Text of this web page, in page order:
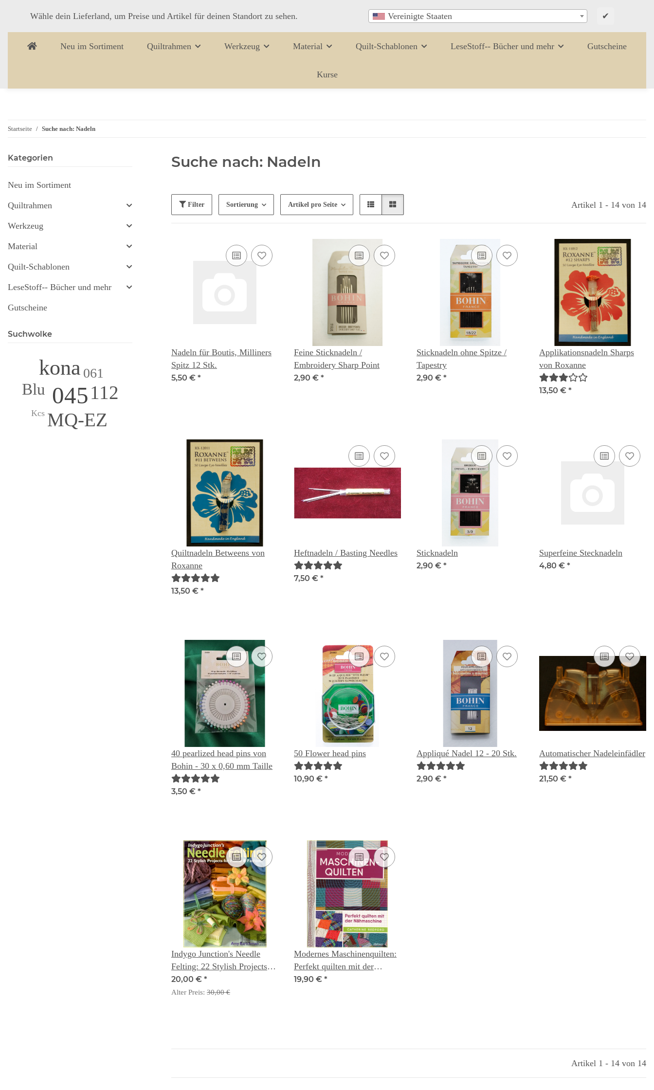
Wähle dein Lieferland, um Preise und Artikel für deinen Standort zu sehen. Vereinigte Staaten ✔
Neu im Sortiment Quiltrahmen Werkzeug Material Quilt-Schablonen LeseStoff-- Bücher und mehr Gutscheine
Kurse
Startseite Suche nach: Nadeln
Suche nach: Nadeln
Filter Sortierung Artikel pro Seite Artikel 1 - 14 von 14
Nadeln für Boutis, Milliners
Spitz 12 Stk.
5,50 € *
Feine Sticknadeln /
Embroidery Sharp Point
2,90 € *
Sticknadeln ohne Spitze /
Tapestry
2,90 € *
Applikationsnadeln Sharps
von Roxanne
13,50 € *
Quiltnadeln Betweens von
Roxanne
13,50 € *
Heftnadeln / Basting Needles
7,50 € *
Sticknadeln
2,90 € *
Superfeine Stecknadeln
4,80 € *
40 pearlized head pins von
Bohin - 30 x 0,60 mm Taille
3,50 € *
50 Flower head pins
10,90 € *
Appliqué Nadel 12 - 20 Stk.
2,90 € *
Automatischer Nadeleinfädler
21,50 € *
Indygo Junction's Needle
Felting: 22 Stylish Projects
for Home & Fashion - Amy
Barickman
20,00 € *
Alter Preis: 30,00 €
Modernes Maschinenquilten:
Perfekt quilten mit der
Nähmaschine
19,90 € *
Artikel 1 - 14 von 14
Kategorien
Neu im Sortiment
Quiltrahmen
Werkzeug
Material
Quilt-Schablonen
LeseStoff-- Bücher und mehr
Gutscheine
Suchwolke
045
kona
MQ-EZ
112
Blu
061
Kcs